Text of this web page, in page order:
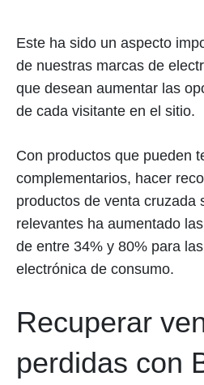
Este ha sido un aspecto
de nuestras marcas de
que desean aumentar las
de cada visitante en el sitio.
Con productos que pueden
complementarios, hacer
productos de venta cruzada
relevantes ha aumentado
de entre 34% y 80% para
electrónica de consumo.
Recuperar
perdidas con